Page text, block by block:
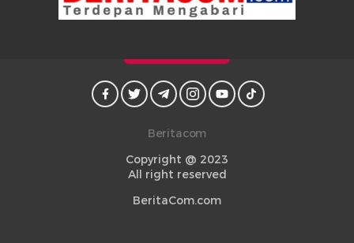
Beritacom
Copyright @ 2023
All right reserved
BeritaCom.com